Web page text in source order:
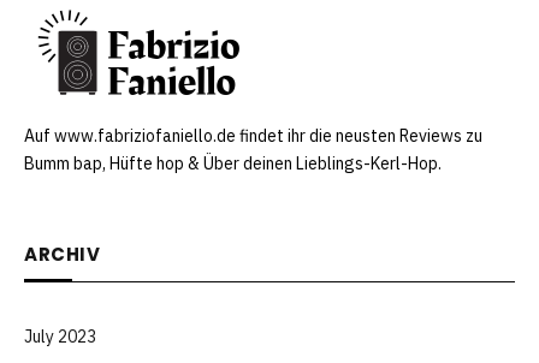
Auf www.fabriziofaniello.de findet ihr die neusten Reviews zu
Bumm bap, Hüfte hop & Über deinen Lieblings-Kerl-Hop.
ARCHIV
July 2023